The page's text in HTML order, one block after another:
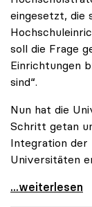
eingesetzt, die
soll die Frage
Einrichtungen
sind“.
Nun hat die
Schritt getan
Integration der
Universitäten
Schools of
...weiterlesen